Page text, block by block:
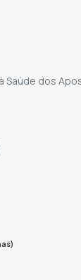
Saúde dos